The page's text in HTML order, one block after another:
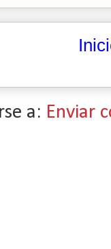
a: Enviar